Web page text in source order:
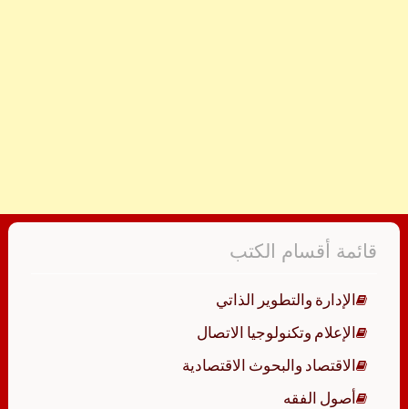
قائمة أقسام الكتب
الإدارة والتطوير الذاتي
الإعلام وتكنولوجيا الاتصال
الاقتصاد والبحوث الاقتصادية
أصول الفقه